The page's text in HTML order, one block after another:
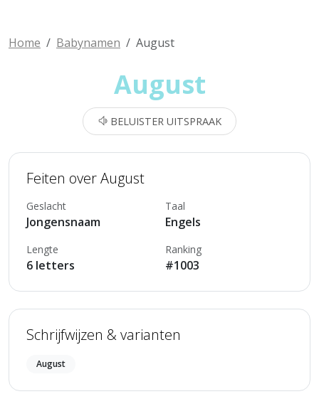
Home Babynamen August
August
BELUISTER UITSPRAAK
Feiten over August
Geslacht
Jongensnaam
Taal
Engels
Lengte
6 letters
Ranking
#1003
Schrijfwijzen & varianten
August